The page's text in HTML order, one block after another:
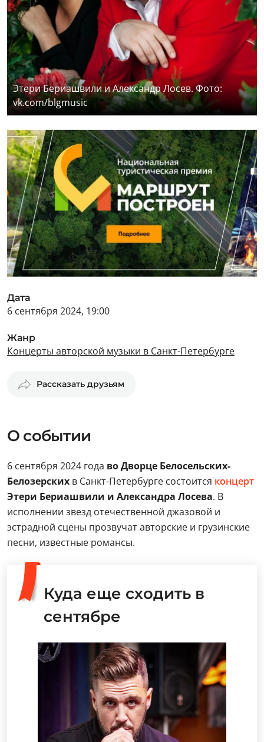
Этери Бериашвили и Александр Лосев. Фото:
vk.com/blgmusic
Дата
6 сентября 2024, 19:00
Жанр
Концерты авторской музыки в Санкт-Петербурге
Рассказать друзьям
О событии
6 сентября 2024 года во Дворце Белосельских-
Белозерских в Санкт-Петербурге состоится концерт
Этери Бериашвили и Александра Лосева. В
исполнении звезд отечественной джазовой и
эстрадной сцены прозвучат авторские и грузинские
песни, известные романсы.
Куда еще сходить в
сентябре